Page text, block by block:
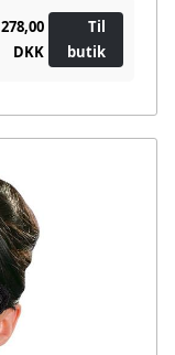
278,00
DKK
Til
butik